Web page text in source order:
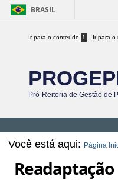
BRASIL
Ir para o conteúdo 1 Ir para o
Pró-Reitoria de Gestão de
Você está aqui: Página